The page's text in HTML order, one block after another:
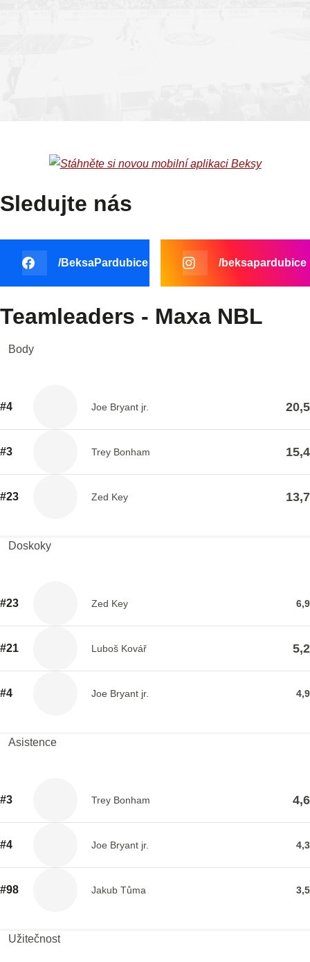
Sledujte nás
/BeksaPardubice /beksapardubice
Teamleaders - Maxa NBL
Body
#4 Joe Bryant jr. 20,5
#3 Trey Bonham 15,4
#23 Zed Key 13,7
Doskoky
#23 Zed Key 6,9
#21 Luboš Kovář 5,2
#4 Joe Bryant jr. 4,9
Asistence
#3 Trey Bonham 4,6
#4 Joe Bryant jr. 4,3
#98 Jakub Tůma 3,5
Užitečnost